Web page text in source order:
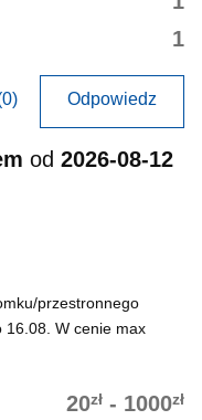
1
Odpowiedz
od 2026-08-12
przestronnego
16.08. W cenie max
20zł - 1000zł